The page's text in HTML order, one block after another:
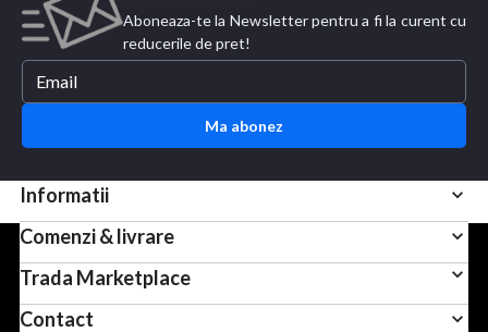
Aboneaza-te la Newsletter pentru a fi la curent cu
reducerile de pret!
Ma abonez
Informatii
Comenzi & livrare
Trada Marketplace
Contact
Pentru scopuri precum afisarea de continut personalizat,
folosim module cookie sau tehnologii similare. Apasand
Accept, esti de acord sa permiti colectarea de informatii